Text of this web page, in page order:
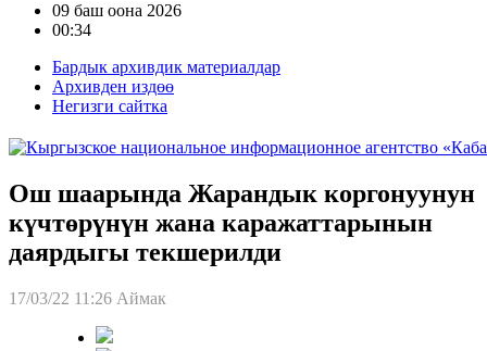
09 баш оона 2026
00:34
Бардык архивдик материалдар
Архивден издөө
Негизги сайтка
Ош шаарында Жарандык коргонуунун
күчтөрүнүн жана каражаттарынын
даярдыгы текшерилди
17/03/22 11:26 Аймак